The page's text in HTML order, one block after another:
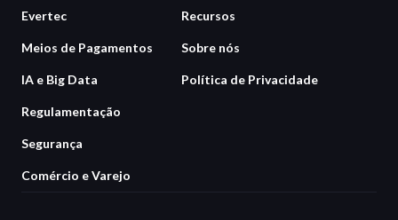
Evertec
Meios de Pagamentos
IA e Big Data
Regulamentação
Segurança
Comércio e Varejo
Recursos
Sobre nós
Política de Privacidade